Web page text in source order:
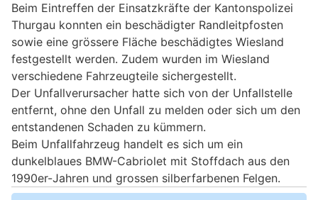
Beim Eintreffen der Einsatzkräfte der Kantonspolizei
Thurgau konnten ein beschädigter Randleitpfosten
sowie eine grössere Fläche beschädigtes Wiesland
festgestellt werden. Zudem wurden im Wiesland
verschiedene Fahrzeugteile sichergestellt.
Der Unfallverursacher hatte sich von der Unfallstelle
entfernt, ohne den Unfall zu melden oder sich um den
entstandenen Schaden zu kümmern.
Beim Unfallfahrzeug handelt es sich um ein
dunkelblaues BMW-Cabriolet mit Stoffdach aus den
1990er-Jahren und grossen silberfarbenen Felgen.